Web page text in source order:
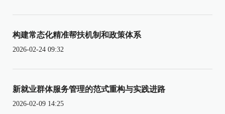
构建常态化精准帮扶机制和政策体系
2026-02-24 09:32
新就业群体服务管理的范式重构与实践进路
2026-02-09 14:25